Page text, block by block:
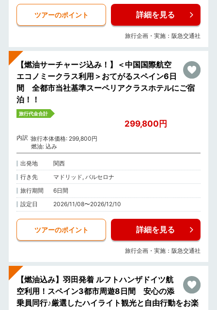
ツアーのポイント 詳細を見る
旅行企画・実施：阪急交通社
【燃油サーチャージ込み！】＜中国国際航空
エコノミークラス利用＞おてがるスペイン6日
間 全都市当社基準スーペリアクラスホテルにご宿
泊！！
旅行代金合計
299,800円
内訳 旅行本体価格: 299,800円
燃油: 込み
出発地
関西
行き先
マドリッド, バルセロナ
旅行期間
6日間
設定日
2026/11/08〜2026/12/10
ツアーのポイント 詳細を見る
旅行企画・実施：阪急交通社
【燃油込み】羽田発着 ルフトハンザドイツ航
空利用！スペイン3都市周遊8日間 安心の添
乗員同行♪厳選したハイライト観光と自由行動をお楽